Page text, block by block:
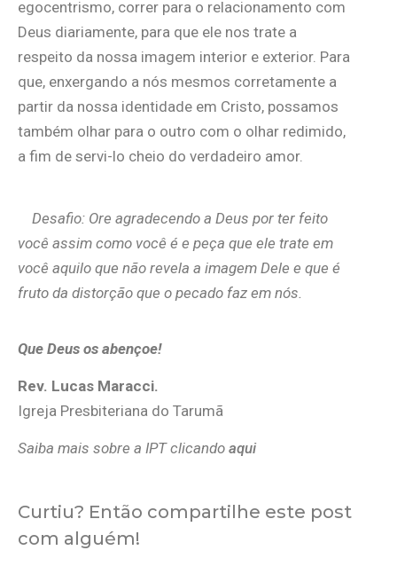
egocentrismo, correr para o relacionamento com
Deus diariamente, para que ele nos trate a
respeito da nossa imagem interior e exterior. Para
que, enxergando a nós mesmos corretamente a
partir da nossa identidade em Cristo, possamos
também olhar para o outro com o olhar redimido,
a fim de servi-lo cheio do verdadeiro amor.
Desafio: Ore agradecendo a Deus por ter feito
você assim como você é e peça que ele trate em
você aquilo que não revela a imagem Dele e que é
fruto da distorção que o pecado faz em nós.
Que Deus os abençoe!
Rev. Lucas Maracci.
Igreja Presbiteriana do Tarumã
Saiba mais sobre a IPT clicando aqui
Curtiu? Então compartilhe este post
com alguém!